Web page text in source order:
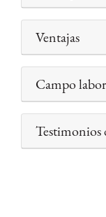
Ventajas
Campo
Testimonios